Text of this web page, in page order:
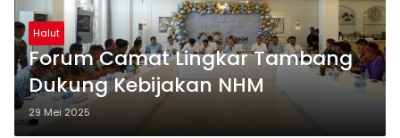
Halut
Forum Camat Lingkar Tambang
Dukung Kebijakan NHM
29 Mei 2025